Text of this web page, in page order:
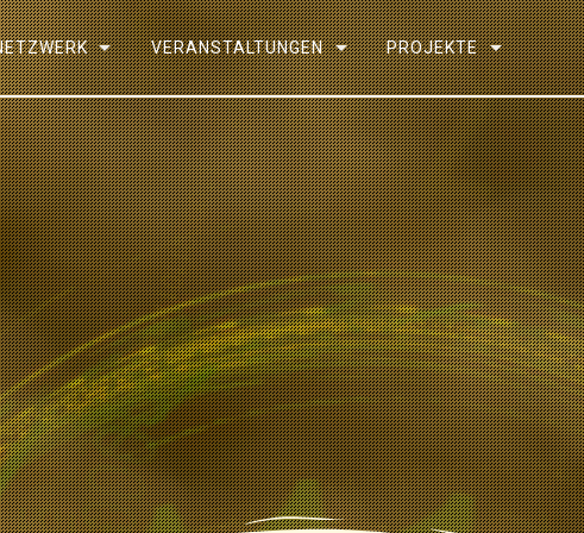
VERANSTALTUNGEN PROJEKTE